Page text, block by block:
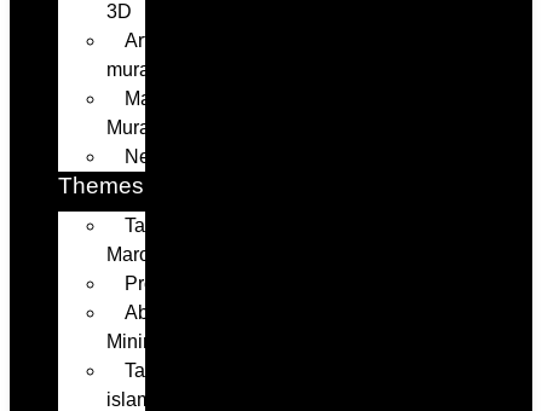
3D
Art
mural
Masques
Muraux
Neon
Themes
Tableaux
Marocain
Professionnel
Abstrait-
Minimaliste
Tableaux
islamique